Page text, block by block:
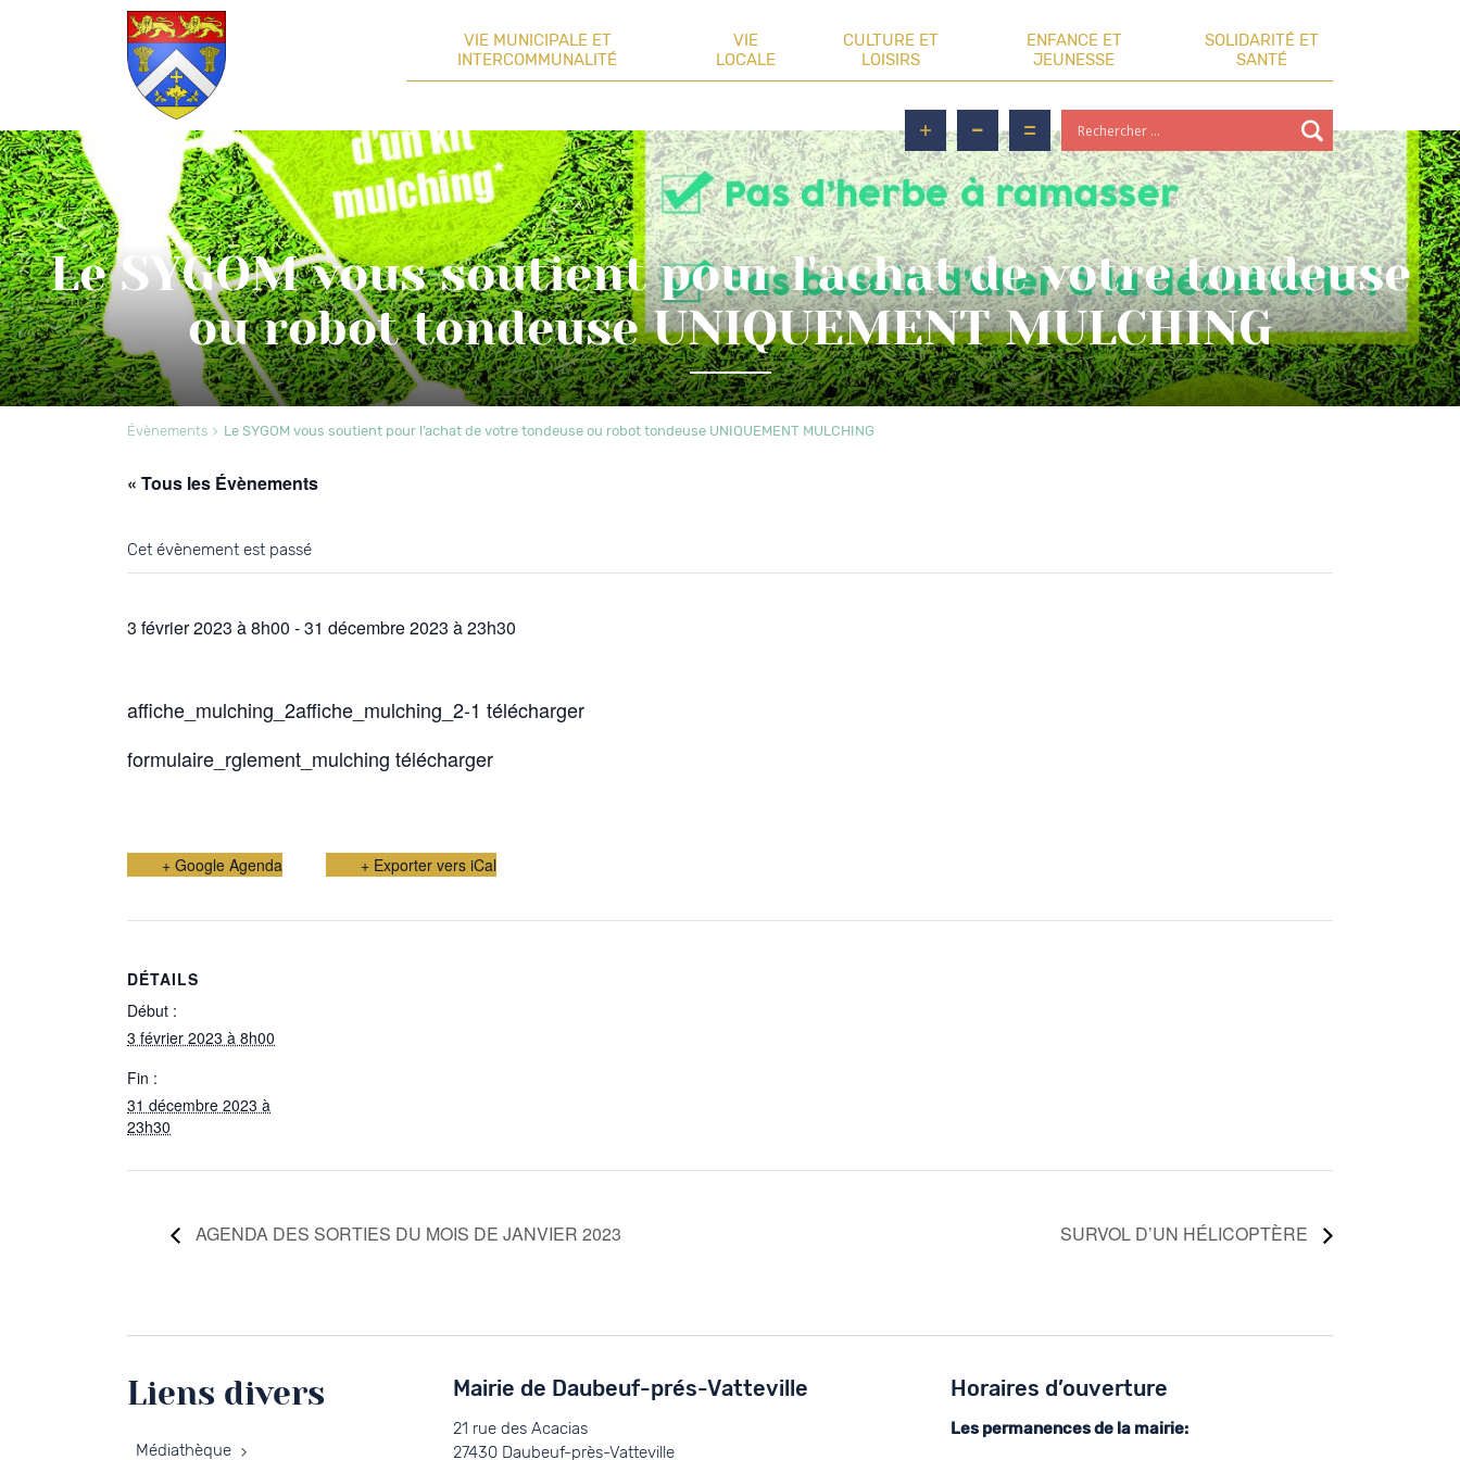
VIE MUNICIPALE ET
INTERCOMMUNALITÉ
VIE
LOCALE
CULTURE ET
LOISIRS
ENFANCE ET
JEUNESSE
SOLIDARITÉ ET
SANTÉ
Le SYGOM vous soutient pour l'achat de votre tondeuse
ou robot tondeuse UNIQUEMENT MULCHING
Évènements Le SYGOM vous soutient pour l’achat de votre tondeuse ou robot tondeuse UNIQUEMENT MULCHING
« Tous les Évènements
Cet évènement est passé
3 février 2023 à 8h00 -31 décembre 2023 à 23h30
affiche_mulching_2affiche_mulching_2-1 télécharger
formulaire_rglement_mulching télécharger
+ Google Agenda + Exporter vers iCal
DÉTAILS
Début :
3 février 2023 à 8h00
Fin :
31 décembre 2023 à
23h30
AGENDA DES SORTIES DU MOIS DE JANVIER 2023 SURVOL D’UN HÉLICOPTÈRE
Liens divers
Médiathèque
Mairie de Daubeuf-prés-Vatteville
21 rue des Acacias
27430 Daubeuf-près-Vatteville
Horaires d’ouverture
Les permanences de la mairie: